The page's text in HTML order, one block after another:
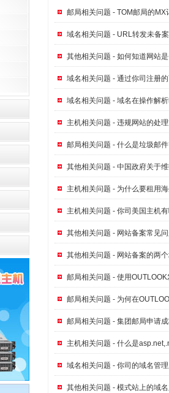
邮局相关问题 - TOM邮局的
域名相关问题 - URL转发未备
其他相关问题 - 如何知道网站
域名相关问题 - 通过你司注册
域名相关问题 - 域名在操作解
主机相关问题 - 违规网站的处
邮局相关问题 - 什么是垃圾邮
其他相关问题 - 中国政府关于
主机相关问题 - 为什么要租用
主机相关问题 - 你司美国主机
其他相关问题 - 网站备案常见
其他相关问题 - 网站备案的两
邮局相关问题 - 使用
邮局相关问题 - 为何在
邮局相关问题 - 集团邮局申请
主机相关问题 - 什么是
域名相关问题 - 你司的域名管
其他相关问题 - 模式站上的域